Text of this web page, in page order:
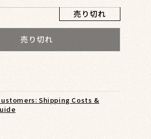
売り切れ
売り切れ
Shipping Costs &